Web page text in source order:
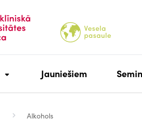
Jauniešiem
Alkohols